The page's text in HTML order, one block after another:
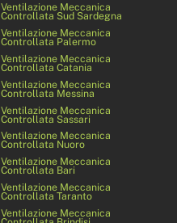
Ventilazione Meccanica
Controllata Sud Sardegna
Ventilazione Meccanica
Controllata Palermo
Ventilazione Meccanica
Controllata Catania
Ventilazione Meccanica
Controllata Messina
Ventilazione Meccanica
Controllata Sassari
Ventilazione Meccanica
Controllata Nuoro
Ventilazione Meccanica
Controllata Bari
Ventilazione Meccanica
Controllata Taranto
Ventilazione Meccanica